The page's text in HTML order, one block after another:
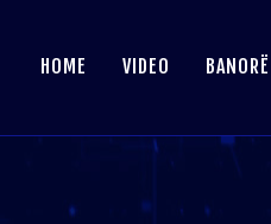
HOME VIDEO